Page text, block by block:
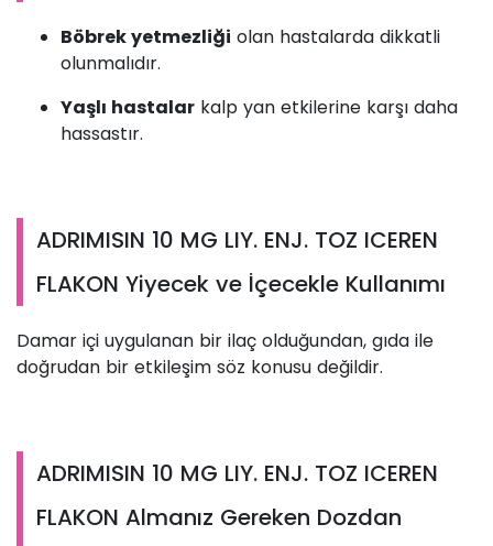
Böbrek yetmezliği olan hastalarda dikkatli
olunmalıdır.
Yaşlı hastalar kalp yan etkilerine karşı daha
hassastır.
ADRIMISIN 10 MG LIY. ENJ. TOZ ICEREN
FLAKON Yiyecek ve İçecekle Kullanımı
Damar içi uygulanan bir ilaç olduğundan, gıda ile
doğrudan bir etkileşim söz konusu değildir.
ADRIMISIN 10 MG LIY. ENJ. TOZ ICEREN
FLAKON Almanız Gereken Dozdan